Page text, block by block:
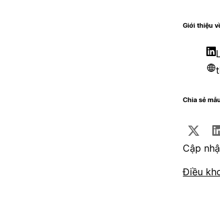
Giới thiệu
Chia sẻ
Cập
Điều